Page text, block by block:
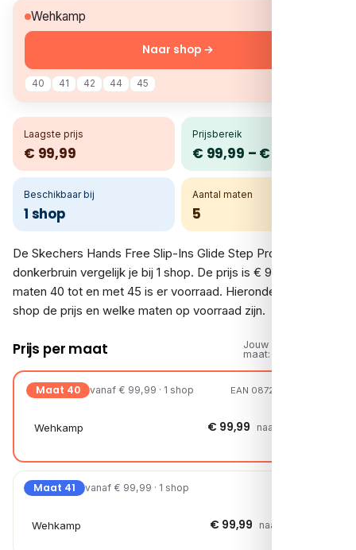
Wehkamp
40 41 42 44 45
Naar shop →
Laagste prijs
€ 99,99
Prijsbereik
€ 99,99 – € 99,99
Beschikbaar bij
1 shop
Aantal maten
5
De Skechers Hands Free Slip-Ins Glide Step Pro sneakers
donkerbruin vergelijk je bij 1 shop. De prijs is € 99,99. In de
maten 40 tot en met 45 is er voorraad. Hieronder zie je per
shop de prijs en welke maten op voorraad zijn.
Prijs per maat
Jouw
maat:
Maat 40 vanaf € 99,99 · 1 shop EAN 08721108228067
Wehkamp € 99,99 naar shop →
Maat 41 vanaf € 99,99 · 1 shop
Wehkamp € 99,99 naar shop →